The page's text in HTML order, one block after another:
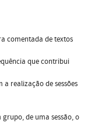
comentada de textos
que contribui
realização de sessões
de uma sessão, o